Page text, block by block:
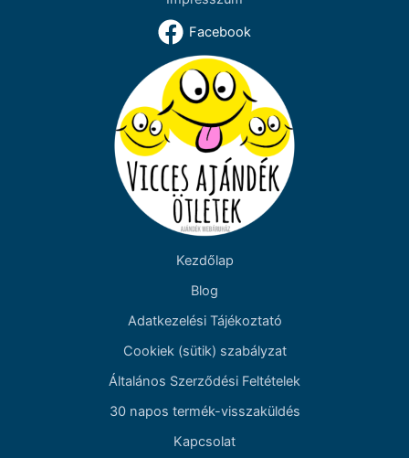
Facebook
Kezdőlap
Blog
Adatkezelési Tájékoztató
Cookiek (sütik) szabályzat
Általános Szerződési Feltételek
30 napos termék-visszaküldés
Kapcsolat